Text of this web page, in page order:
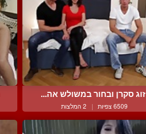
זוג סקרן ובחור במשולש אה...
6509 צפיות | 2 המלצות